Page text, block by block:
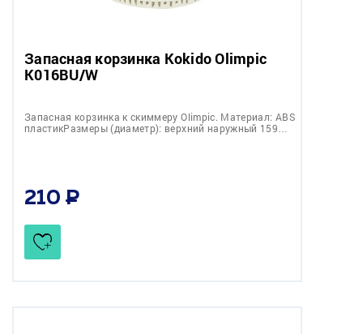
Запасная корзинка Kokido Olimpic
K016BU/W
Запасная корзинка к скиммеру Olimpic. Материал: ABS
пластикРазмеры (диаметр): верхний наружный 159…
210